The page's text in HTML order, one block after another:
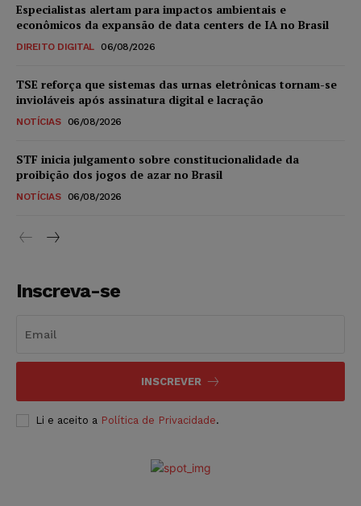
Especialistas alertam para impactos ambientais e
econômicos da expansão de data centers de IA no Brasil
DIREITO DIGITAL 06/08/2026
TSE reforça que sistemas das urnas eletrônicas tornam-se
invioláveis após assinatura digital e lacração
NOTÍCIAS 06/08/2026
STF inicia julgamento sobre constitucionalidade da
proibição dos jogos de azar no Brasil
NOTÍCIAS 06/08/2026
Inscreva-se
INSCREVER
Li e aceito a Política de Privacidade.